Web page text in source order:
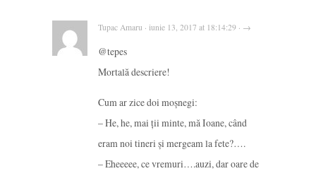
Tupac Amaru · iunie 13, 2017 at 18:14:29 · →
@tepes
Mortală descriere!
Cum ar zice doi moșnegi:
– He, he, mai ții minte, mă Ioane, când
eram noi tineri și mergeam la fete?….
– Eheeeee, ce vremuri….auzi, dar oare de